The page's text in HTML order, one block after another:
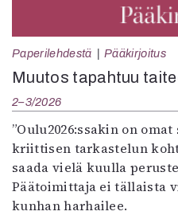
Paperilehdestä Pääkirjoitus
Muutos tapahtuu
2–3/2026
”Oulu2026:ssakin on
kriittisen tarkastelun
saada vielä kuulla
Päätoimittaja ei tällaista
kunhan harhailee.